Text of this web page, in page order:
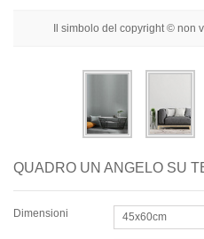
Per Stanza
Il simbolo del copyright © non
QUADRO UN ANGELO SU
Dimensioni 45x60cm